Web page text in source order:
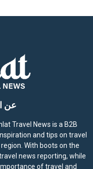
عن
Travel News is a B2B
and tips on travel
With boots on the
news reporting, while
of travel and